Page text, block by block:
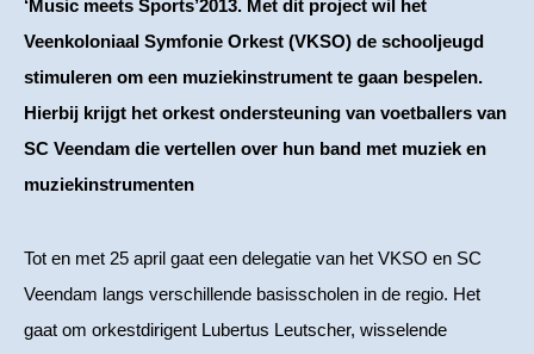
‘Music meets Sports’2013. Met dit project wil het
Veenkoloniaal Symfonie Orkest (VKSO) de schooljeugd
stimuleren om een muziekinstrument te gaan bespelen.
Hierbij krijgt het orkest ondersteuning van voetballers van
SC Veendam die vertellen over hun band met muziek en
muziekinstrumenten
Tot en met 25 april gaat een delegatie van het VKSO en SC
Veendam langs verschillende basisscholen in de regio. Het
gaat om orkestdirigent Lubertus Leutscher, wisselende